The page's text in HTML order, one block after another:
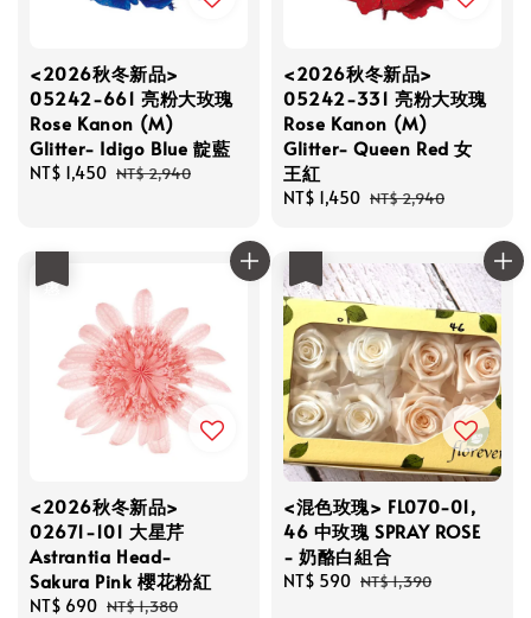
<2026秋冬新品>
05242-661 亮粉大玫瑰
Rose Kanon (M)
Glitter- Idigo Blue 靛藍
Sale
NT$ 1,450 Regular
NT$ 2,940
<2026秋冬新品>
05242-331 亮粉大玫瑰
Rose Kanon (M)
Glitter- Queen Red 女
王紅
Sale
NT$ 1,450 Regular
NT$ 2,940
<2026秋冬新品>
02671-101 大星芹
Astrantia Head-
Sakura Pink 櫻花粉紅
Sale
NT$ 690 Regular
NT$ 1,380
<混色玫瑰> FL070-01,
46 中玫瑰 SPRAY ROSE
- 奶酪白組合
Sale
NT$ 590 Regular
NT$ 1,390